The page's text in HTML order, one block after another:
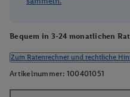
Bequem in 3-24 monatlichen
Zum Ratenrechner und rechtliche
Artikelnummer: 100401051